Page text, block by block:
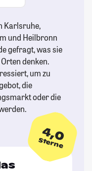
Karlsruhe,
und Heilbronn
gefragt, was sie
denken.
um zu
die
oder die
4,0
Sterne